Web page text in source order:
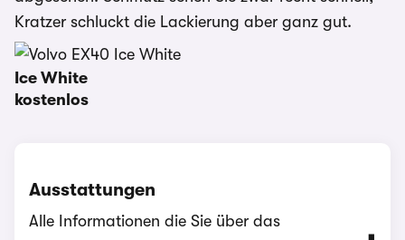
Kratzer schluckt die Lackierung aber ganz gut.
Ice White
kostenlos
Ausstattungen
Alle Informationen die Sie über das